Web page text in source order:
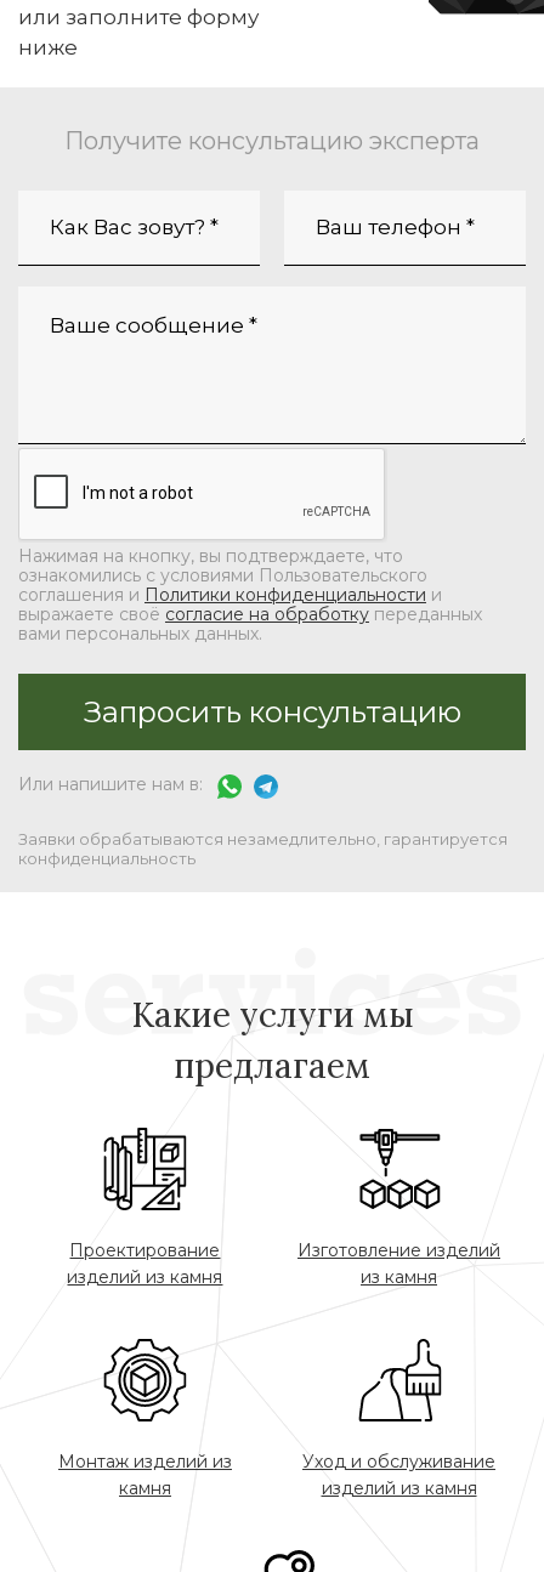
или заполните форму
ниже
Получите консультацию эксперта
Нажимая на кнопку, вы подтверждаете, что
ознакомились с условиями Пользовательского
соглашения и Политики конфиденциальности и
выражаете своё согласие на обработкупереданных
вами персональных данных.
Или напишите нам в:
Заявки обрабатываются незамедлительно, гарантируется
конфиденциальность
Какие услуги мы
предлагаем
Проектирование
изделий из камня
Изготовление изделий
из камня
Монтаж изделий из
камня
Уход и обслуживание
изделий из камня